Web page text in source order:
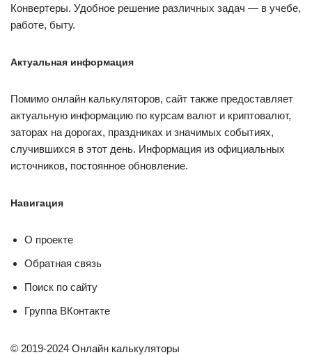
Конвертеры. Удобное решение различных задач — в учебе,
работе, быту.
Актуальная информация
Помимо онлайн калькуляторов, сайт также предоставляет
актуальную информацию по курсам валют и криптовалют,
заторах на дорогах, праздниках и значимых событиях,
случившихся в этот день. Информация из официальных
источников, постоянное обновление.
Навигация
О проекте
Обратная связь
Поиск по сайту
Группа ВКонтакте
© 2019-2024 Онлайн калькуляторы